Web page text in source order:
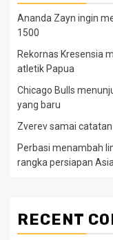
Ananda Zayn ingin
1500
Rekornas Kresensia
atletik Papua
Chicago Bulls
yang baru
Zverev samai
Perbasi menambah
rangka persiapan
RECENT